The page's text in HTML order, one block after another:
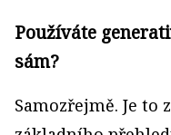
Používáte
sám?
Samozřejmě. Je